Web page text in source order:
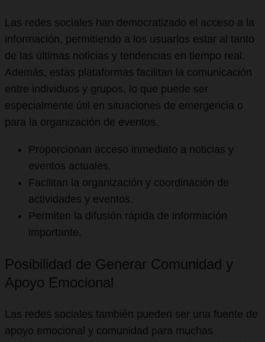
Las redes sociales han democratizado el acceso a la
información, permitiendo a los usuarios estar al tanto
de las últimas noticias y tendencias en tiempo real.
Además, estas plataformas facilitan la comunicación
entre individuos y grupos, lo que puede ser
especialmente útil en situaciones de emergencia o
para la organización de eventos.
Proporcionan acceso inmediato a noticias y
eventos actuales.
Facilitan la organización y coordinación de
actividades y eventos.
Permiten la difusión rápida de información
importante.
Posibilidad de Generar Comunidad y
Apoyo Emocional
Las redes sociales también pueden ser una fuente de
apoyo emocional y comunidad para muchas